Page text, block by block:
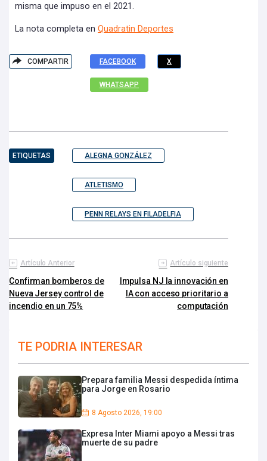
misma que impuso en el 2021.
La nota completa en Quadratin Deportes
COMPARTIR FACEBOOK X
WHATSAPP
ETIQUETAS ALEGNA GONZÁLEZ
ATLETISMO
PENN RELAYS EN FILADELFIA
Artículo Anterior
Confirman bomberos de
Nueva Jersey control de
incendio en un 75%
Artículo siguiente
Impulsa NJ la innovación en
IA con acceso prioritario a
computación
TE PODRIA INTERESAR
Prepara familia Messi despedida íntima
para Jorge en Rosario
8 Agosto 2026, 19:00
Expresa Inter Miami apoyo a Messi tras
muerte de su padre